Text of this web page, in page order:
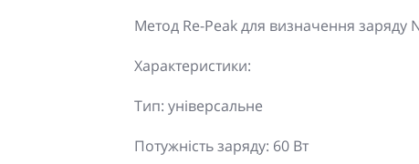
Метод Re-Peak для визначення заряду
Характеристики:
Тип: універсальне
Потужність заряду: 60 Вт